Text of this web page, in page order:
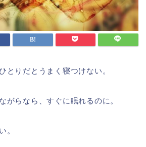
とりだとうまく寝つけない。
がらなら、すぐに眠れるのに。
。